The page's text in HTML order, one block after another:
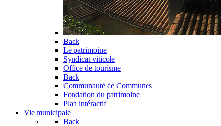
Back
Le patrimoine
Syndicat viticole
Office de tourisme
Back
Communauté de Communes
Fondation du patrimoine
Plan intéractif
Vie municipale
Back